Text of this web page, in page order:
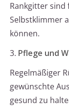
Rankgitter sind
Selbstklimmer
können.
3. Pflege und
Regelmäßiger
gewünschte
gesund zu